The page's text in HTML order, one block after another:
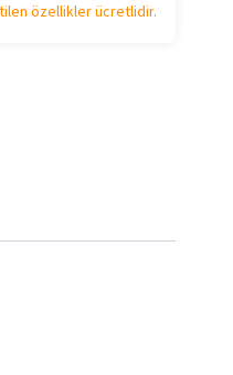
özellikler ücretlidir.